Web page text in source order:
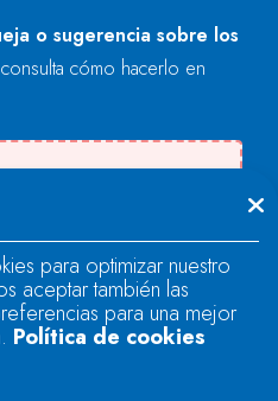
o sugerencia sobre los
consulta cómo hacerlo en
al cargar el campo
para optimizar nuestro
aceptar también las
para una mejor
Política de cookies